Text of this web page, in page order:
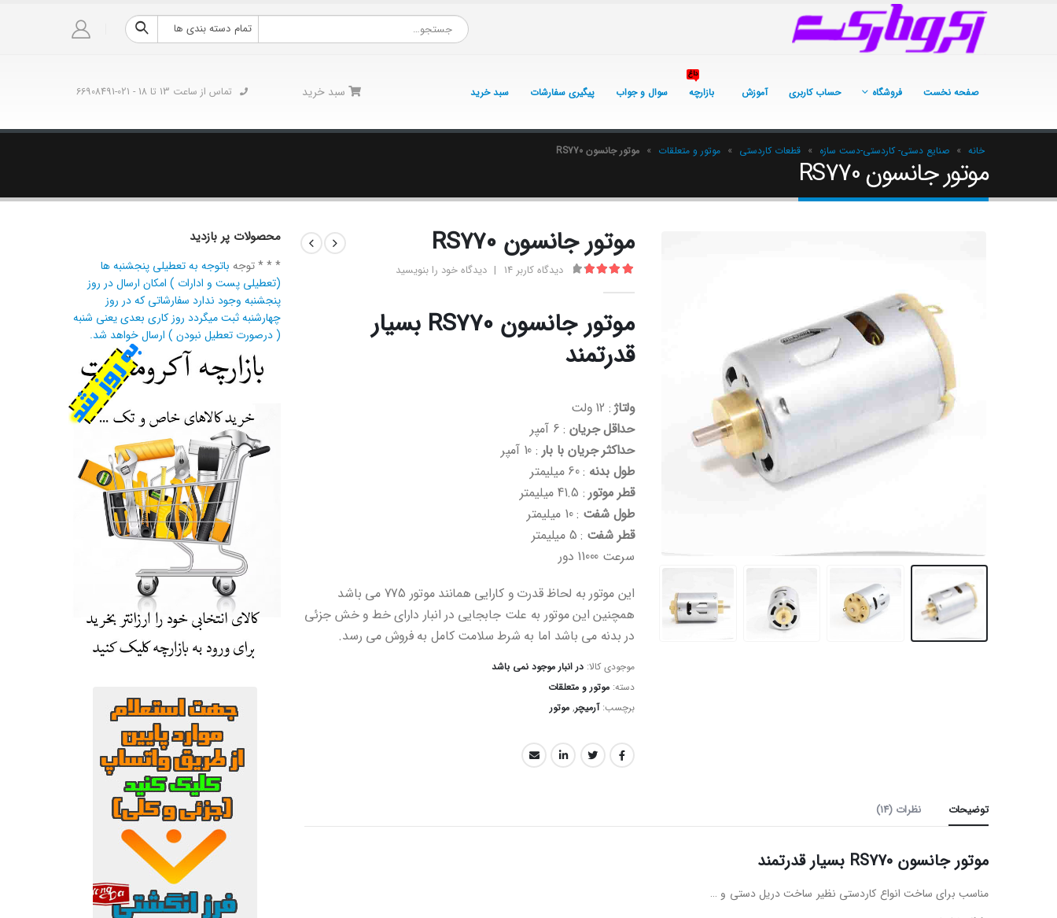
تمام دسته بندی ها
صفحه نخست فروشگاه حساب کاربری آموزش بازارچه
داغ
سوال و جواب پیگیری سفارشات سبد خرید سبد خرید تماس از ساعت 13 تا 18 - 021-66908491
خانه » صنایع دستی- کاردستی-دست سازه » قطعات کاردستی » موتور و متعلقات » موتور جانسون RS770
موتور جانسون RS770
موتور جانسون RS770
دیدگاه کاربر14
| دیدگاه خود را بنویسید
موتور جانسون RS770 بسیار
قدرتمند
ولتاژ: 12 ولت
حداقل جریان : 6 آمپر
حداکثر جریان با بار : 10 آمپر
طول بدنه : 60 میلیمتر
قطر موتور: 41.5 میلیمتر
طول شفت : 10 میلیمتر
قطر شفت : 5 میلیمتر
سرعت 11000 دور
این موتور به لحاظ قدرت و کارایی همانند موتور 775 می باشد
همچنین این موتور به علت جابجایی در انبار دارای خط و خش جزئی
در بدنه می باشد اما به شرط سلامت کامل به فروش می رسد.
موجودی کالا: در انبار موجود نمی باشد
دسته: موتور و متعلقات
برچسب:آرمیچر, موتور
توضیحات نظرات (14)
موتور جانسون RS770 بسیار قدرتمند
مناسب برای ساخت انواع کاردستی نظیر ساخت دریل دستی و …
محصولات پر بازدید
* * * توجه باتوجه به تعطیلی پنجشنبه ها
(تعطیلی پست و ادارات ) امکان ارسال در روز
پنجشنبه وجود ندارد سفارشاتی که در روز
چهارشنبه ثبت میگردد روز کاری بعدی یعنی شنبه
( درصورت تعطیل نبودن ) ارسال خواهد شد.